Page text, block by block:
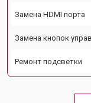
Замена HDMI порта
Замена кнопок
Ремонт подсветки